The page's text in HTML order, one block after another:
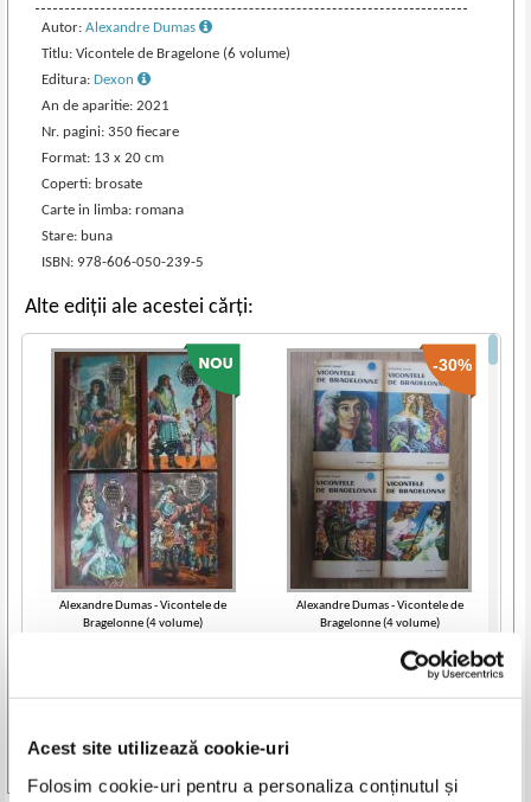
Acest site utilizează cookie-uri
Folosim cookie-uri pentru a personaliza conținutul și
Autor:Alexandre Dumas
Titlu: Vicontele de Bragelone (6 volume)
Editura:Dexon
An de aparitie: 2021
Nr. pagini: 350 fiecare
Format: 13 x 20 cm
Coperti: brosate
Carte in limba: romana
Stare: buna
ISBN: 978-606-050-239-5
Alte ediții ale acestei cărți:
Alexandre Dumas - Vicontele de
Bragelonne (4 volume)
-30%
Alexandre Dumas - Vicontele de
Bragelonne (4 volume)
21,00Lei